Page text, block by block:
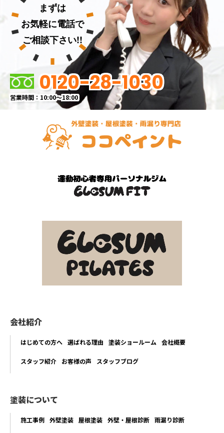
まずは
お気軽に電話で
ご相談下さい!!
0120-28-1030
営業時間：10:00～18:00
会社紹介
はじめての方へ 選ばれる理由 塗装ショールーム 会社概要
スタッフ紹介 お客様の声 スタッフブログ
塗装について
施工事例 外壁塗装 屋根塗装 外壁・屋根診断 雨漏り診断